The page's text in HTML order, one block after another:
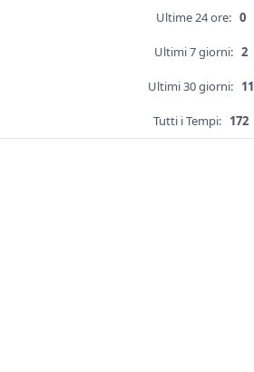
Ultime 24 ore: 0
Ultimi 7 giorni: 2
Ultimi 30 giorni: 11
Tutti i Tempi: 172